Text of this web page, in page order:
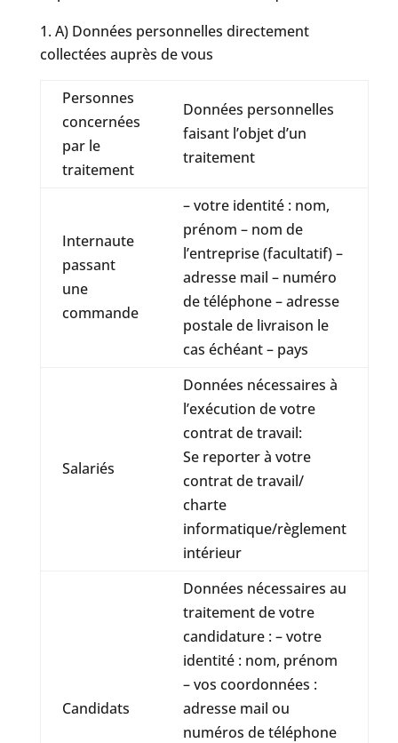
A) Données personnelles directement
collectées auprès de vous
Personnes
concernées
par le
traitement
Données personnelles
faisant l’objet d’un
traitement
Internaute
passant
une
commande
– votre identité : nom,
prénom – nom de
l’entreprise (facultatif) –
adresse mail – numéro
de téléphone – adresse
postale de livraison le
cas échéant – pays
Salariés
Données nécessaires à
l’exécution de votre
contrat de travail:
Se reporter à votre
contrat de travail/
charte
informatique/règlement
intérieur
Candidats
Données nécessaires au
traitement de votre
candidature : – votre
identité : nom, prénom
– vos coordonnées :
adresse mail ou
numéros de téléphone